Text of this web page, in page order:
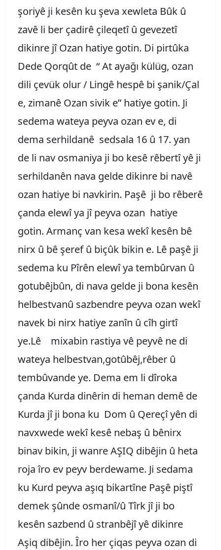
şoriyê ji kesên ku şeva xewleta Bûk û
zavê li ber çadirê çileqetî û gevezetî
dikinre jî Ozan hatiye gotin. Di pirtûka
Dede Qorqût de “ At ayağı külüg, ozan
dili çevük olur / Lingê hespê bi şanik/Çal
e, zimanê Ozan sivik e” hatiye gotin. Ji
sedema wateya peyva ozan ev e, di
dema serhildanê sedsala 16 û 17. yan
de li nav osmaniya ji bo kesê rêbertî yê ji
serhildanên nava gelde dikinre bi navê
ozan hatiye bi navkirin. Paşê ji bo rêberê
çanda elewî ya jî peyva ozan hatiye
gotin. Armanç van kesa wekî kesên bê
nirx û bê şeref û biçûk bikin e. Lê paşê ji
sedema ku Pîrên elewî ya tembûrvan û
gotubêjbûn, di nava gelde ji bona kesên
helbestvanû sazbendre peyva ozan wekî
navek bi nirx hatiye zanîn û cîh girtî
ye.Lê mixabin rastiya vê peyvê ne di
wateya helbestvan,gotûbêj,rêber û
tembûvande ye. Dema em li dîroka
çanda Kurda dinêrin di heman demê de
Kurda jî ji bona ku Dom û Qereçî yên di
navxwede wekî kesê nebaş û bênirx
binav bikin, ji wanre AŞIQ dibêjin û heta
roja îro ev peyv berdewame. Ji sedama
ku Kurd peyva aşıq bikartîne Paşê piştî
demek şûnde osmanî/û Tîrk jî ji bo
kesên sazbend û stranbêjî yê dikinre
Aşiq dibêjin. Îro her çiqas peyva ozan di